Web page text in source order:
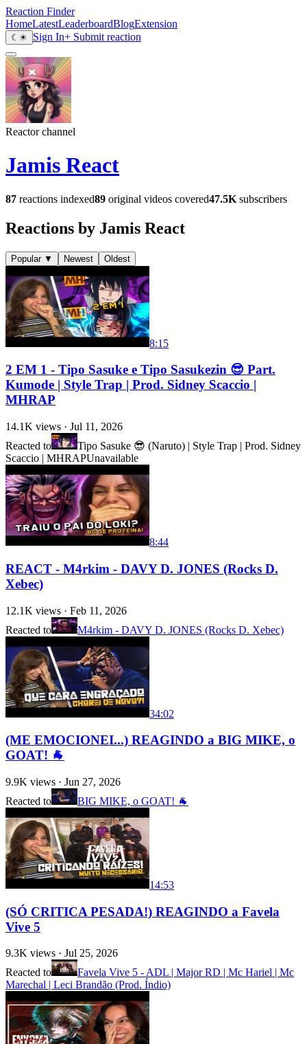
Reaction Finder
HomeLatestLeaderboardBlogExtension
☾ ☀ Sign In+ Submit reaction
Reactor channel
Jamis React
87 reactions indexed89 original videos covered47.5K subscribers
Reactions by Jamis React
Popular ▼ Newest Oldest
8:15
2 EM 1 - Tipo Sasuke e Tipo Sasukezin 😎 Part.
Kumode | Style Trap | Prod. Sidney Scaccio |
MHRAP
14.1K views · Jul 11, 2026
Reacted to
Tipo Sasuke 😎 (Naruto) | Style Trap | Prod. Sidney
Scaccio | MHRAPUnavailable
8:44
REACT - M4rkim - DAVY D. JONES (Rocks D.
Xebec)
12.1K views · Feb 11, 2026
Reacted to
M4rkim - DAVY D. JONES (Rocks D. Xebec)
34:02
(ME EMOCIONEI...) REAGINDO a BIG MIKE, o
GOAT! 🐐
9.9K views · Jun 27, 2026
Reacted to
BIG MIKE, o GOAT! 🐐
14:53
(SÓ CRITICA PESADA!) REAGINDO a Favela
Vive 5
9.3K views · Jul 25, 2026
Reacted to
Favela Vive 5 - ADL | Major RD | Mc Hariel | Mc
Marechal | Leci Brandão (Prod. Índio)